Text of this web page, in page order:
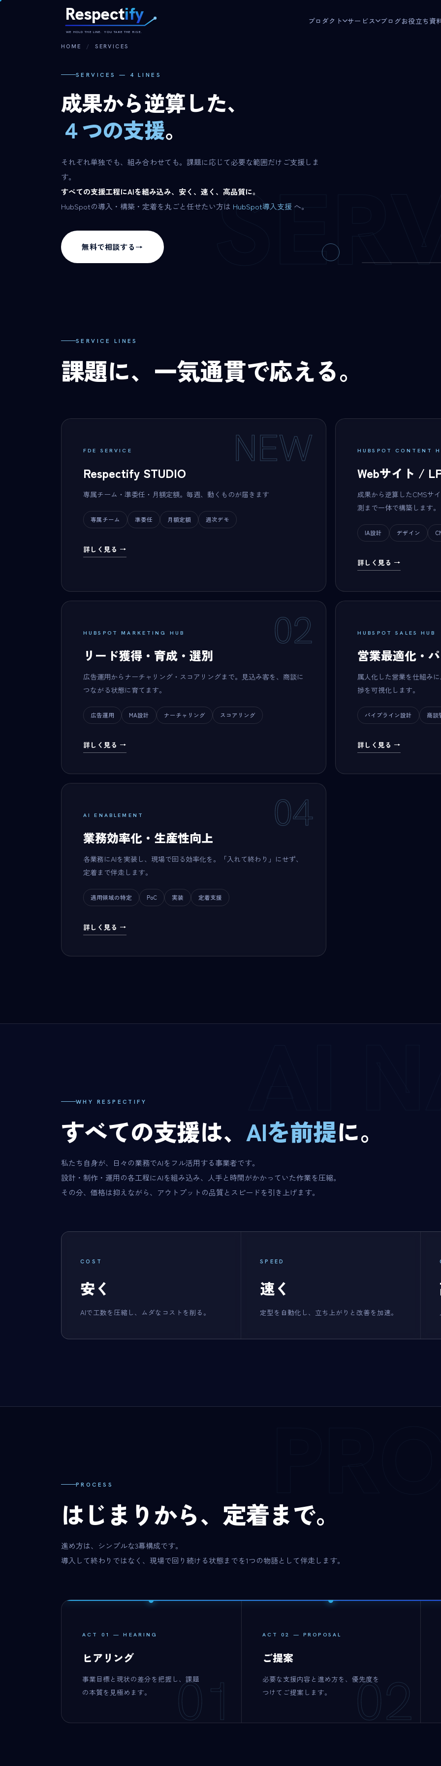
Respectify
WE HOLD THE LINE. YOU TAKE THE RISE.
プロダクト サービス ブログお役立ち資
HOME / SERVICES
SERVICES — 4 LINES
成果から逆算した、
４つの支援。
それぞれ単独でも、組み合わせても。課題に応じて必要な範囲だけご支援しま
す。
すべての支援工程にAIを組み込み、安く、速く、高品質に。
HubSpotの導入・構築・定着を丸ごと任せたい方は HubSpot導入支援 へ。
無料で相談する→
SERVICE LINES
課題に、一気通貫で応える。
NEW
FDE SERVICE
Respectify STUDIO
専属チーム・準委任・月額定額。毎週、動くものが届きます
専属チーム 準委任 月額定額 週次デモ
詳しく見る →
HUBSPOT CONTENT
Webサイト /
成果から逆算したCMSサ
測まで一体で構築します。
IA設計 デザイン
詳しく見る →
02
HUBSPOT MARKETING HUB
リード獲得・育成・選別
広告運用からナーチャリング・スコアリングまで。見込み客を、商談に
つながる状態に育てます。
広告運用 MA設計 ナーチャリング スコアリング
詳しく見る →
HUBSPOT SALES HUB
営業最適化・
属人化した営業を仕組み
捗を可視化します。
パイプライン設計 商談
詳しく見る →
04
AI ENABLEMENT
業務効率化・生産性向上
各業務にAIを実装し、現場で回る効率化を。「入れて終わり」にせず、
定着まで伴走します。
適用領域の特定 PoC 実装 定着支援
詳しく見る →
WHY RESPECTIFY
すべての支援は、AIを前提に。
私たち自身が、日々の業務でAIをフル活用する事業者です。
設計・制作・運用の各工程にAIを組み込み、人手と時間がかかっていた作業を圧縮。
その分、価格は抑えながら、アウトプットの品質とスピードを引き上げます。
COST
安く
AIで工数を圧縮し、ムダなコストを削る。
SPEED
速く
定型を自動化し、立ち上がりと改善を加速。
PROCESS
はじまりから、定着まで。
進め方は、シンプルな3幕構成です。
導入して終わりではなく、現場で回り続ける状態までを1つの物語として伴走します。
01
ACT 01 — HEARING
ヒアリング
事業目標と現状の差分を把握し、課題
の本質を見極めます。
02
ACT 02 — PROPOSAL
ご提案
必要な支援内容と進め方を、優先度を
つけてご提案します。